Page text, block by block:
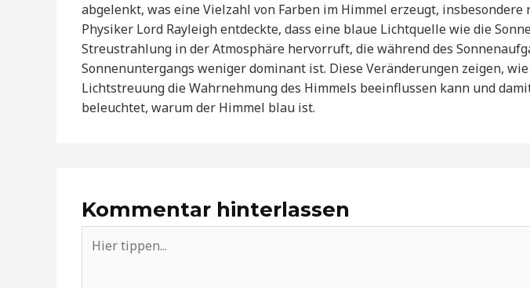
abgelenkt, was eine Vielzahl von Farben im Himmel erzeugt, insbesondere
Physiker Lord Rayleigh entdeckte, dass eine blaue Lichtquelle wie die
Streustrahlung in der Atmosphäre hervorruft, die während des
Sonnenuntergangs weniger dominant ist. Diese Veränderungen zeigen,
Lichtstreuung die Wahrnehmung des Himmels beeinflussen kann und
beleuchtet, warum der Himmel blau ist.
Kommentar hinterlassen
tippen...